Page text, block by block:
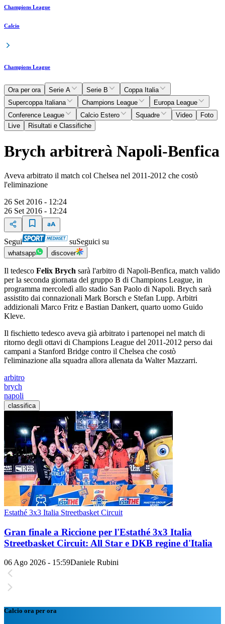
Champions League
Calcio
Champions League
Ora per ora Serie A Serie B
Coppa Italia
Supercoppa Italiana
Champions League
Europa League
Conference League
Calcio Estero Squadre Video
Foto
Live
Risultati e Classifiche
Brych arbitrerà Napoli-Benfica
Aveva arbitrato il match col Chelsea nel 2011-2012 che costò
l'eliminazione
26 Set 2016 - 12:24
26 Set 2016 - 12:24
Segui suSeguici su
whatsapp discover
Il tedesco Felix Brych sarà l'arbitro di Napoli-Benfica, match valido
per la seconda giornata del gruppo B di Champions League, in
programma mercoledì allo stadio San Paolo di Napoli. Brych sarà
assistito dai connazionali Mark Borsch e Stefan Lupp. Arbitri
addizionali Marco Fritz e Bastian Dankert, quarto uomo Guido
Kleve.
Il fischietto tedesco aveva già arbitrato i partenopei nel match di
ritorno degli ottavi di Champions League del 2011-2012 perso dai
campani a Stanford Bridge contro il Chelsea che costò
l'eliminazione alla squadra allora allenata da Walter Mazzarri.
arbitro
brych
napoli
classifica
Estathé 3x3 Italia Streetbasket Circuit
Gran finale a Riccione per l'Estathé 3x3 Italia
Streetbasket Circuit: All Star e DKB regine d'Italia
06 Ago 2026 - 15:59Daniele Rubini
Calcio ora per ora